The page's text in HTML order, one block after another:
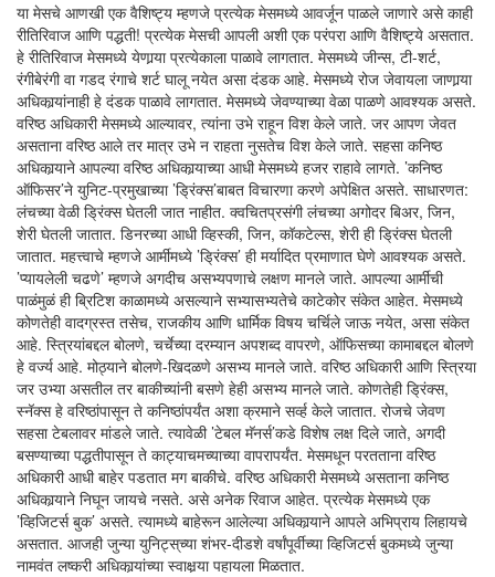
या मेसचे आणखी एक वैशिष्ट्य म्हणजे प्रत्येक मेसमध्ये आवर्जून पाळले जाणारे असे काही
रीतिरिवाज आणि पद्धती! प्रत्येक मेसची आपली अशी एक परंपरा आणि वैशिष्ट्ये असतात.
हे रीतिरिवाज मेसमध्ये येणार्‍या प्रत्येकाला पाळावे लागतात. मेसमध्ये जीन्स, टी-शर्ट,
रंगीबेरंगी वा गडद रंगाचे शर्ट घालू नयेत असा दंडक आहे. मेसमध्ये रोज जेवायला जाणार्‍या
अधिकार्‍यांनाही हे दंडक पाळावे लागतात. मेसमध्ये जेवण्याच्या वेळा पाळणे आवश्यक असते.
वरिष्ठ अधिकारी मेसमध्ये आल्यावर, त्यांना उभे राहून विश केले जाते. जर आपण जेवत
असताना वरिष्ठ आले तर मात्र उभे न राहता नुसतेच विश केले जाते. सहसा कनिष्ठ
अधिकार्‍याने आपल्या वरिष्ठ अधिकार्‍याच्या आधी मेसमध्ये हजर राहावे लागते. ’कनिष्ठ
ऑफिसर’ने युनिट-प्रमुखाच्या ’ड्रिंक्स’बाबत विचारणा करणे अपेक्षित असते. साधारणत:
लंचच्या वेळी ड्रिंक्स घेतली जात नाहीत. क्वचितप्रसंगी लंचच्या अगोदर बिअर, जिन,
शेरी घेतली जातात. डिनरच्या आधी व्हिस्की, जिन, कॉकटेल्स, शेरी ही ड्रिंक्स घेतली
जातात. महत्त्वाचे म्हणजे आर्मीमध्ये ’ड्रिंक्स’ ही मर्यादित प्रमाणात घेणे आवश्यक असते.
’प्यायलेली चढणे’ म्हणजे अगदीच असभ्यपणाचे लक्षण मानले जाते. आपल्या आर्मीची
पाळंमुळं ही ब्रिटिश काळामध्ये असल्याने सभ्यासभ्यतेचे काटेकोर संकेत आहेत. मेसमध्ये
कोणतेही वादग्रस्त तसेच, राजकीय आणि धार्मिक विषय चर्चिले जाऊ नयेत, असा संकेत
आहे. स्त्रियांबद्दल बोलणे, चर्चेच्या दरम्यान अपशब्द वापरणे, ऑफिसच्या कामाबद्दल बोलणे
हे वर्ज्य आहे. मोठ्याने बोलणे-खिदळणे असभ्य मानले जाते. वरिष्ठ अधिकारी आणि स्त्रिया
जर उभ्या असतील तर बाकीच्यांनी बसणे हेही असभ्य मानले जाते. कोणतेही ड्रिंक्स,
स्नॅक्स हे वरिष्ठांपासून ते कनिष्ठांपर्यंत अशा क्रमाने सर्व्ह केले जातात. रोजचे जेवण
सहसा टेबलावर मांडले जाते. त्यावेळी ’टेबल मॅनर्स’कडे विशेष लक्ष दिले जाते, अगदी
बसण्याच्या पद्धतीपासून ते काट्याचमच्याच्या वापरापर्यंत. मेसमधून परतताना वरिष्ठ
अधिकारी आधी बाहेर पडतात मग बाकीचे. वरिष्ठ अधिकारी मेसमध्ये असताना कनिष्ठ
अधिकार्‍याने निघून जायचे नसते. असे अनेक रिवाज आहेत. प्रत्येक मेसमध्ये एक
’व्हिजिटर्स बुक’ असते. त्यामध्ये बाहेरून आलेल्या अधिकार्‍याने आपले अभिप्राय लिहायचे
असतात. आजही जुन्या युनिट्स्‌च्या शंभर-दीडशे वर्षांपूर्वीच्या व्हिजिटर्स बुकमध्ये जुन्या
नामवंत लष्करी अधिकार्‍यांच्या स्वाक्षर्‍या पहायला मिळतात.